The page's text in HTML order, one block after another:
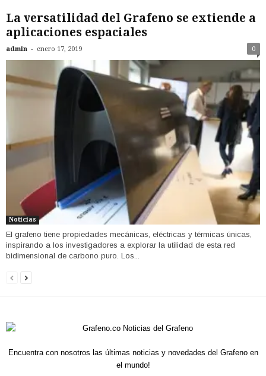
La versatilidad del Grafeno se extiende a
aplicaciones espaciales
admin - enero 17, 2019 0
Noticias
El grafeno tiene propiedades mecánicas, eléctricas y térmicas únicas,
inspirando a los investigadores a explorar la utilidad de esta red
bidimensional de carbono puro. Los...
Encuentra con nosotros las últimas noticias y novedades del Grafeno en
el mundo!